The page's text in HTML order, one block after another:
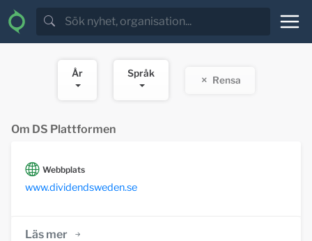
År Språk
Rensa
Om DS Plattformen
Webbplats
www.dividendsweden.se
Läs mer